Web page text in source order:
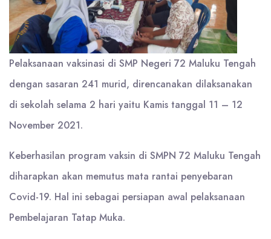
Pelaksanaan vaksinasi di SMP Negeri 72 Maluku Tengah
dengan sasaran 241 murid, direncanakan dilaksanakan
di sekolah selama 2 hari yaitu Kamis tanggal 11 – 12
November 2021.
Keberhasilan program vaksin di SMPN 72 Maluku Tengah
diharapkan akan memutus mata rantai penyebaran
Covid-19. Hal ini sebagai persiapan awal pelaksanaan
Pembelajaran Tatap Muka.